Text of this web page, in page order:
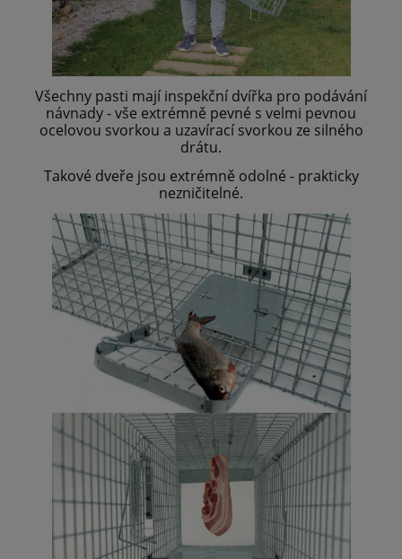
Všechny pasti mají inspekční dvířka pro podávání
návnady - vše extrémně pevné s velmi pevnou
ocelovou svorkou a uzavírací svorkou ze silného
drátu.
Takové dveře jsou extrémně odolné - prakticky
nezničitelné.